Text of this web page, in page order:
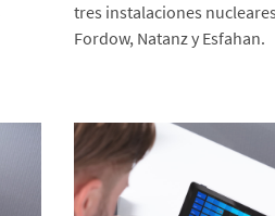
tres instalaciones
Fordow, Natanz y Esfahan.